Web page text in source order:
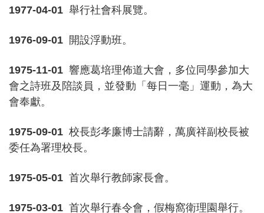
1977-04-01 舉行社會科展覽。
1976-09-01 開設浮動班。
1975-11-01 響應葛培理佈道大會，多位同學參加大
會之詩班及陪談員，並發動「每日一毫」運動，為大
會奉獻。
1975-09-01 校長彭孝廉博士請辭，萬廣祥副校長被
委任為署理校長。
1975-05-01 首次舉行教師家長會。
1975-03-01 首次舉行春令會，假梅窩衛理園舉行。